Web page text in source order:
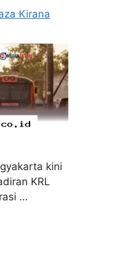
Kirana
kini
KRL
…